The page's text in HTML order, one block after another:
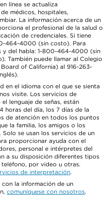
línea se actualiza
médicos, hospitales,
La información acerca de un
el profesional de la salud o
de credenciales. Si tiene
464-4000 (sin costo). Para
y del habla: 1-800-464-4000 (sin
También puede llamar al Colegio
of California) al 916-263-
en el idioma con el que se sienta
visite. Los servicios de
lenguaje de señas, están
horas del día, los 7 días de la
de atención en todos los puntos
la familia, los amigos o los
se usan los servicios de un
proporcionar ayuda con el
personal e intérpretes del
a su disposición diferentes tipos
por video u otras.
de interpretación.
la información de un
comuníquese con nosotros.